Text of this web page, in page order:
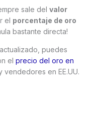
sale del valor
el porcentaje de oro
bastante directa!
puedes
el precio del oro en
en EE.UU.